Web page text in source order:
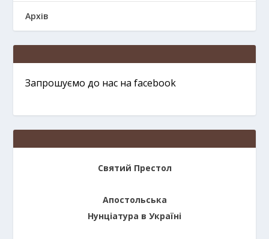
Архів
Запрошуємо до нас на facebook
Святий Престол
Апостольська
Нунціатура в Україні